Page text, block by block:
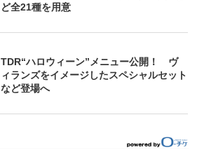
ど全21種を用意
TDR“ハロウィーン”メニュー公開！ ヴ
ィランズをイメージしたスペシャルセット
など登場へ